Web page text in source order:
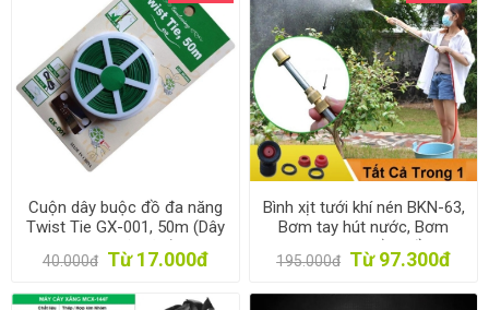
Cuộn dây buộc đồ đa năng
Twist Tie GX-001, 50m (Dây
nhựa, lõi kẽm)
40.000đ Từ 17.000đ
Bình xịt tưới khí nén BKN-63,
Bơm tay hút nước, Bơm
phun sương bằng đồng
195.000đ Từ 97.300đ